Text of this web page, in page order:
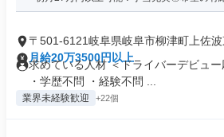
〒501-6121岐阜県岐阜市柳津町上佐波
月給20万3500円以上
求めている人材 ＜ドライバーデビュー
・学歴不問 ・経験不問 ...
業界未経験歓迎 +22個